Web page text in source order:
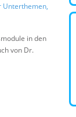
Unterthemen,
in den
von Dr.